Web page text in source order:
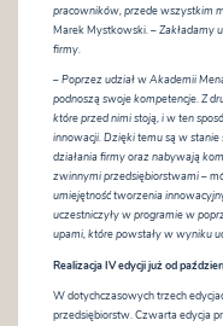
pracowników, przede wszystkim
Marek Mystkowski. –Zakładamy
firmy.
–Poprzez udział w Akademii
podnoszą swoje kompetencje. Z
które przed nimi stoją, i w ten
innowacji. Dzięki temu są w
działania firmy oraz nabywają
zwinnymi przedsiębiorstwami–
umiejętność tworzenia
uczestniczyły w programie w
upami, które powstały w wyniku
Realizacja IV edycji już od
W dotychczasowych trzech
przedsiębiorstw. Czwarta edycja